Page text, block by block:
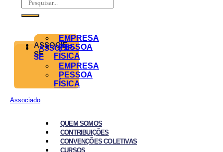
ASSOCIE-
SE
EMPRESA
PESSOA
FÍSICA
ASSOCIE-
SE
EMPRESA
PESSOA
FÍSICA
Associado
QUEM SOMOS
CONTRIBUIÇÕES
CONVENÇÕES COLETIVAS
CURSOS